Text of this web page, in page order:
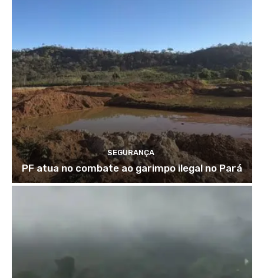
SEGURANÇA
PF atua no combate ao garimpo ilegal no Pará